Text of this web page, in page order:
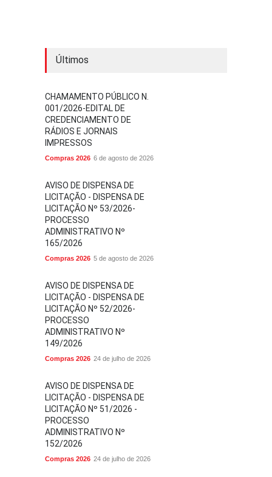
Últimos
CHAMAMENTO PÚBLICO N.
001/2026-EDITAL DE
CREDENCIAMENTO DE
RÁDIOS E JORNAIS
IMPRESSOS
Compras 2026 6 de agosto de 2026
AVISO DE DISPENSA DE
LICITAÇÃO - DISPENSA DE
LICITAÇÃO Nº 53/2026-
PROCESSO
ADMINISTRATIVO Nº
165/2026
Compras 2026 5 de agosto de 2026
AVISO DE DISPENSA DE
LICITAÇÃO - DISPENSA DE
LICITAÇÃO Nº 52/2026-
PROCESSO
ADMINISTRATIVO Nº
149/2026
Compras 2026 24 de julho de 2026
AVISO DE DISPENSA DE
LICITAÇÃO - DISPENSA DE
LICITAÇÃO Nº 51/2026 -
PROCESSO
ADMINISTRATIVO Nº
152/2026
Compras 2026 24 de julho de 2026